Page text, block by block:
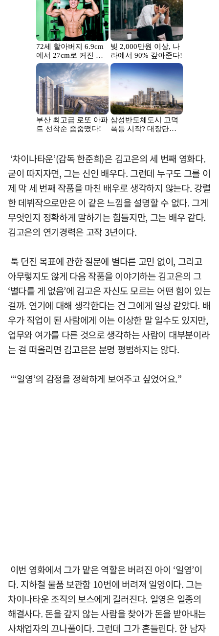
‘차이나타운’(감독 한준희)은 김고은의 세 번째 영화다.
굳이 따지자면, 그는 신인 배우다. 그런데 누구도 그를 이
제 막 세 번째 작품을 마친 배우로 생각하지 않는다. 강렬
한 데뷔작으로만은 이 같은 느낌을 설명할 수 없다. 그게
무엇인지 정확하게 말하기는 힘들지만, 그는 배우 같다.
김고은의 연기경력은 고작 3년이다.
툭 던진 목표에 관한 질문에 별다른 고민 없이, 그리고
아무렇지도 않게 다음 작품을 이야기하는 김고은의 그
‘별다를 게 없음’에 김고은 자신도 모르는 어떤 힘이 있는
걸까. 연기에 대해 생각한다는 건 그에게 일상 같았다. 배
우가 직업이 된 사람에게 이는 이상한 말 일수도 있지만,
업무와 여가를 다른 것으로 생각하는 사람이 대부분이라
는 걸 떠올리면 김고은은 분명 평범하지는 않다.
“‘일영’의 감정을 정확하게 보여주고 싶었어요.”
이번 영화에서 그가 맡은 역할은 버려진 아이 ‘일영’이
다. 지하철 물품 보관함 10번에 버려져 일영이다. 그는
차이나타운 조직의 보스에게 길러진다. 일영은 일종의
해결사다. 돈을 갚지 않는 사람을 찾아가 돈을 받아내는
사채업자의 끄나풀이다. 그런데 그가 흔들린다. 한 남자